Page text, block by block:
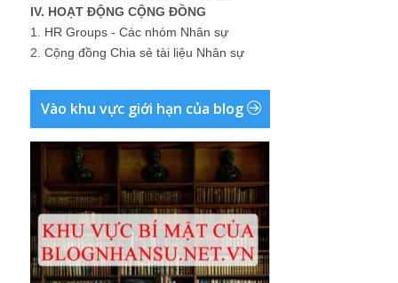
IV. HOẠT ĐỘNG CỘNG ĐỒNG
1. HR Groups - Các nhóm Nhân sự
2. Cộng đồng Chia sẻ tài liệu Nhân sự
Vào khu vực giới hạn của blog